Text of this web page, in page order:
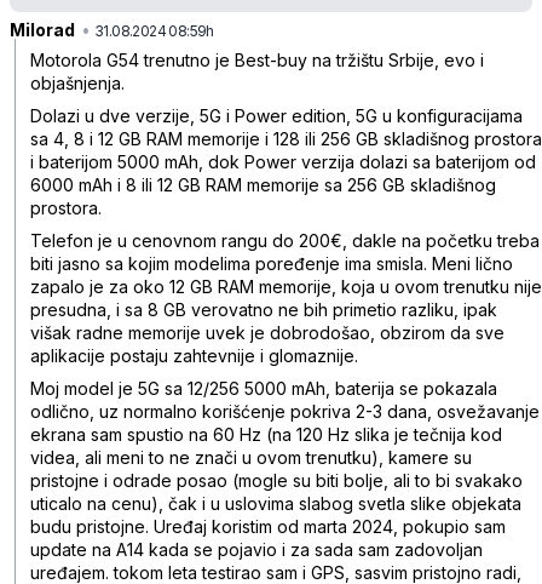
Milorad • 31.08.2024 08:59h
Motorola G54 trenutno je Best-buy na tržištu Srbije, evo i
objašnjenja.
Dolazi u dve verzije, 5G i Power edition, 5G u konfiguracijama
sa 4, 8 i 12 GB RAM memorije i 128 ili 256 GB skladišnog prostora
i baterijom 5000 mAh, dok Power verzija dolazi sa baterijom od
6000 mAh i 8 ili 12 GB RAM memorije sa 256 GB skladišnog
prostora.
Telefon je u cenovnom rangu do 200€, dakle na početku treba
biti jasno sa kojim modelima poređenje ima smisla. Meni lično
zapalo je za oko 12 GB RAM memorije, koja u ovom trenutku nije
presudna, i sa 8 GB verovatno ne bih primetio razliku, ipak
višak radne memorije uvek je dobrodošao, obzirom da sve
aplikacije postaju zahtevnije i glomaznije.
Moj model je 5G sa 12/256 5000 mAh, baterija se pokazala
odlično, uz normalno korišćenje pokriva 2-3 dana, osvežavanje
ekrana sam spustio na 60 Hz (na 120 Hz slika je tečnija kod
videa, ali meni to ne znači u ovom trenutku), kamere su
pristojne i odrade posao (mogle su biti bolje, ali to bi svakako
uticalo na cenu), čak i u uslovima slabog svetla slike objekata
budu pristojne. Uređaj koristim od marta 2024, pokupio sam
update na A14 kada se pojavio i za sada sam zadovoljan
uređajem. tokom leta testirao sam i GPS, sasvim pristojno radi,